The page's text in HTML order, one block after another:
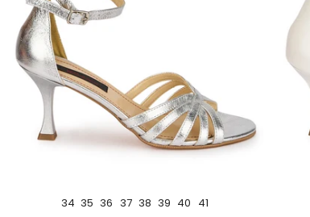
34 35 36 37 38 39 40 41